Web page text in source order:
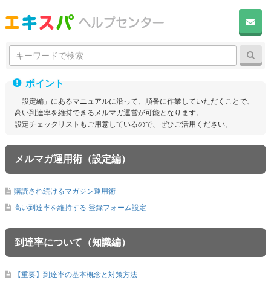
索:
ヘルプセンタートップ メール配信 – 到達率アップガイド
到達率アップガイド
「設定編」にあるマニュアルに沿って、順番に作業していただくことで、
高い到達率を維持できるメルマガ運営が可能となります。
設定チェックリストもご用意しているので、ぜひご活用ください。
メルマガ運用術（設定編）
購読され続けるマガジン運用術
高い到達率を維持する 登録フォーム設定
到達率について（知識編）
【重要】到達率の基本概念と対策方法